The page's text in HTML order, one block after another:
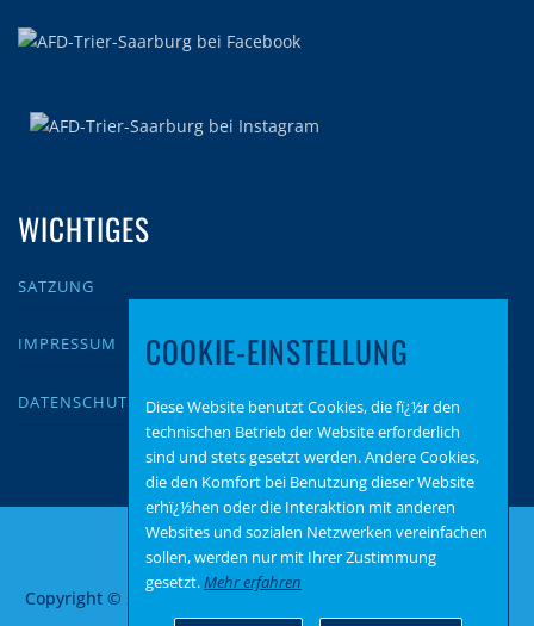
WICHTIGES
SATZUNG
IMPRESSUM
DATENSCHUTZ
Copyright © 2026 AfD Trier-Saarburg
COOKIE-EINSTELLUNG
Diese Website benutzt Cookies, die fï¿½r den
technischen Betrieb der Website erforderlich
sind und stets gesetzt werden. Andere Cookies,
die den Komfort bei Benutzung dieser Website
erhï¿½hen oder die Interaktion mit anderen
Websites und sozialen Netzwerken vereinfachen
sollen, werden nur mit Ihrer Zustimmung
gesetzt.Mehr erfahren